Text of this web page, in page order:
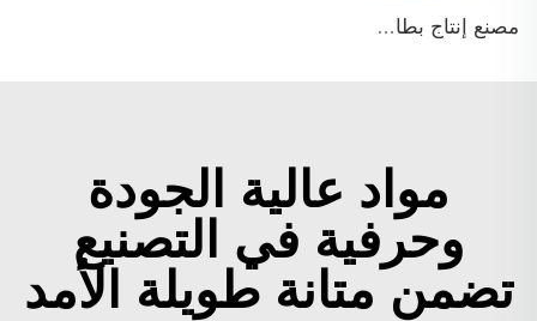
مصنع إنتاج بطاقات أكياس الغولف المخصصة تصميماً ثلاثي الأبعاد كهدية ترويجية مصنوعة من مادة PVC مطاطية
مواد عالية الجودة
وحرفية في التصنيع
تضمن متانة طويلة الأمد